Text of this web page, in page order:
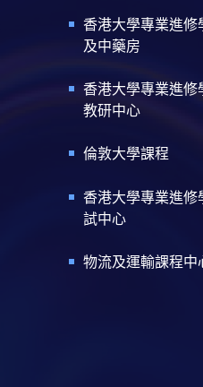
香港大學專業進修
及中藥房
香港大學專業進修
教研中心
倫敦大學課程
香港大學專業進修
試中心
物流及運輸課程中